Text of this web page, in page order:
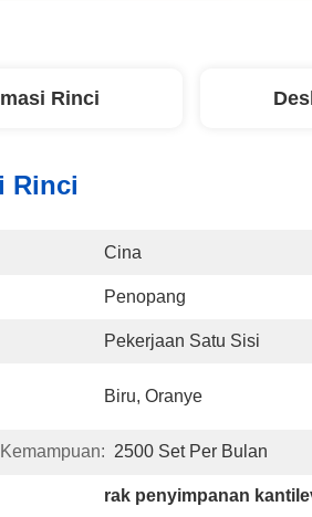
Rinci
Rinci
Cina
Penopang
Pekerjaan Satu Sisi
Biru, Oranye
2500 Set Per Bulan
rak penyimpanan